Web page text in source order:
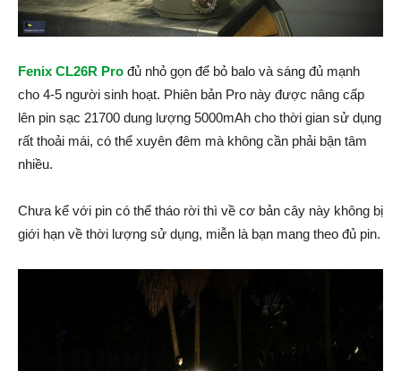
Fenix CL26R Pro đủ nhỏ gọn để bỏ balo và sáng đủ mạnh
cho 4-5 người sinh hoạt. Phiên bản Pro này được nâng cấp
lên pin sạc 21700 dung lượng 5000mAh cho thời gian sử dụng
rất thoải mái, có thể xuyên đêm mà không cần phải bận tâm
nhiều.
Chưa kể với pin có thể tháo rời thì về cơ bản cây này không bị
giới hạn về thời lượng sử dụng, miễn là bạn mang theo đủ pin.